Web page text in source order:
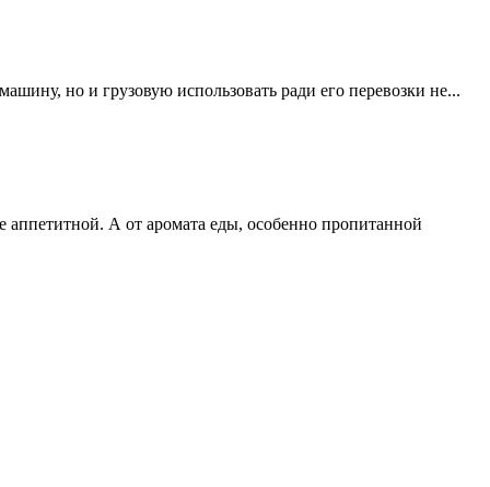
но и грузовую использовать ради его перевозки не...
аппетитной. А от аромата еды, особенно пропитанной